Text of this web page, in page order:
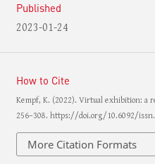
Published
2023-01-24
How to Cite
Kempf, K. (2022). Virtual exhibition: a
256–308. https://doi.org/10.6092/
More Citation Formats